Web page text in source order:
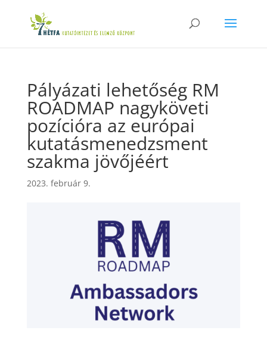
Pályázati lehetőség RM
ROADMAP nagyköveti
pozícióra az európai
kutatásmenedzsment
szakma jövőjéért
2023. február 9.